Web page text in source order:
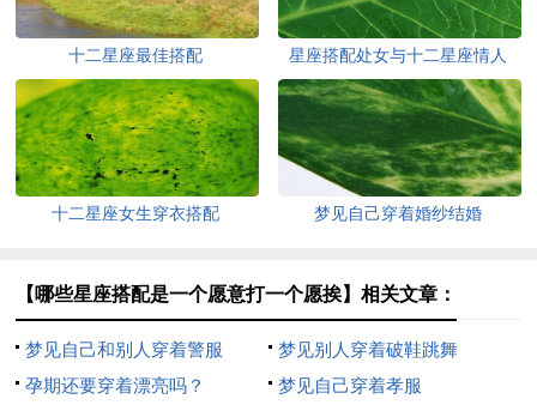
十二星座最佳搭配 星座搭配处女与十二星座情人
十二星座女生穿衣搭配 梦见自己穿着婚纱结婚
【哪些星座搭配是一个愿意打一个愿挨】相关文章：
梦见自己和别人穿着警服
梦见别人穿着破鞋跳舞
孕期还要穿着漂亮吗？
梦见自己穿着孝服